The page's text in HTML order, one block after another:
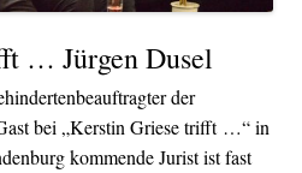
… Jürgen Dusel
der
bei „Kerstin Griese trifft …“ in
kommende Jurist ist fast